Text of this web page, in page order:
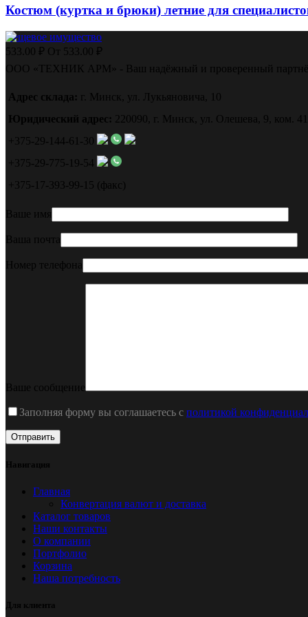
Костюм (куртка и брюки) летние для
Вещевое имущество
533.00 ₽ От 533.00 ₽
ООО «ТЕХНИК АРМ» - Ваш надёжный и проверенный
Адрес склада:
г. Минск, ул. Лукьяновича, 10
Юридический адрес:
220090, г. Минск, ул. Олешева, 9, ком. 41.
+375-29-144-61-30
+375-29-775-19-54
+375-17-393-99-15 (факс)
Ваше имя
Ваша почта
Номер телефона
Ваше сообщение
Заполняя форму вы соглашаетесь с политикой
Навигация
Главная
Конвертация валют и доставка
Каталог товаров
Наши контакты
О компании
Портфолио
Корзина
Наша потребность
Для клиента